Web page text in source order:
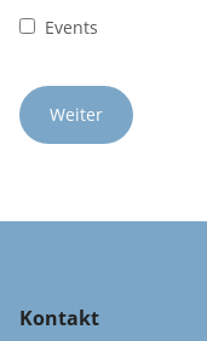
Events
Kontakt